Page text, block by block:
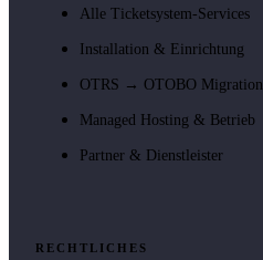
Alle Ticketsystem-Services
Installation & Einrichtung
OTRS → OTOBO Migration
Managed Hosting & Betrieb
Partner & Dienstleister
RECHTLICHES